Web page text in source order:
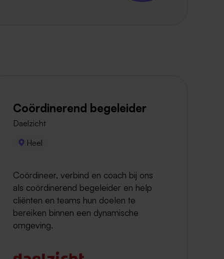
Coördinerend begeleider
Daelzicht
Heel
Coördineer, verbind en coach bij ons
als coördinerend begeleider en help
cliënten en teams hun doelen te
bereiken binnen een dynamische
omgeving.